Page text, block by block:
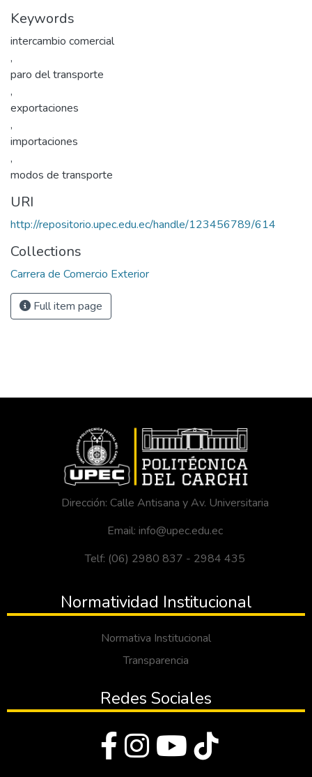
Keywords
intercambio comercial
,
paro del transporte
,
exportaciones
,
importaciones
,
modos de transporte
URI
http://repositorio.upec.edu.ec/handle/123456789/614
Collections
Carrera de Comercio Exterior
Full item page
Dirección: Calle Antisana y Av. Universitaria
Email: info@upec.edu.ec
Telf: (06) 2980 837 - 2984 435
Normatividad Institucional
Normativa Institucional
Transparencia
Redes Sociales